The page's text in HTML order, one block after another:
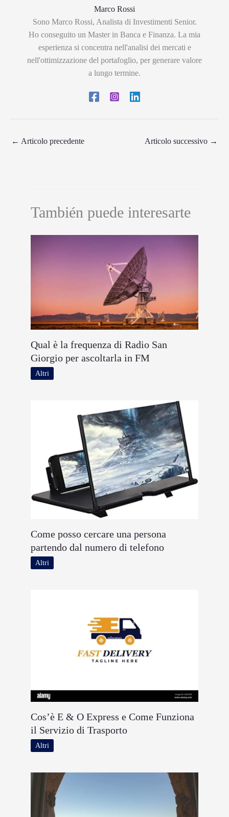
Marco Rossi
Sono Marco Rossi, Analista di Investimenti Senior.
Ho conseguito un Master in Banca e Finanza. La mia
esperienza si concentra nell'analisi dei mercati e
nell'ottimizzazione del portafoglio, per generare valore
a lungo termine.
← Articolo precedente Articolo successivo →
También puede interesarte
Qual è la frequenza di Radio San
Giorgio per ascoltarla in FM
Altri
Come posso cercare una persona
partendo dal numero di telefono
Altri
Cos’è E & O Express e Come Funziona
il Servizio di Trasporto
Altri